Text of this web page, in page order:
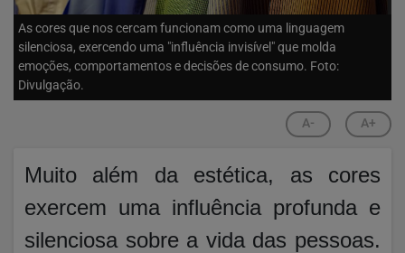
As cores que nos cercam funcionam como uma linguagem
silenciosa, exercendo uma "influência invisível" que molda
emoções, comportamentos e decisões de consumo. Foto:
Divulgação.
A- A+
Muito além da estética, as cores
exercem uma influência profunda e
silenciosa sobre a vida das pessoas.